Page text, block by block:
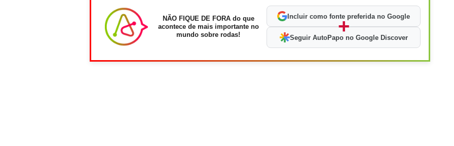
NÃO FIQUE DE FORA do que
acontece de mais importante no
mundo sobre rodas!
Incluir como fonte preferida no Google
+
Seguir AutoPapo no Google Discover